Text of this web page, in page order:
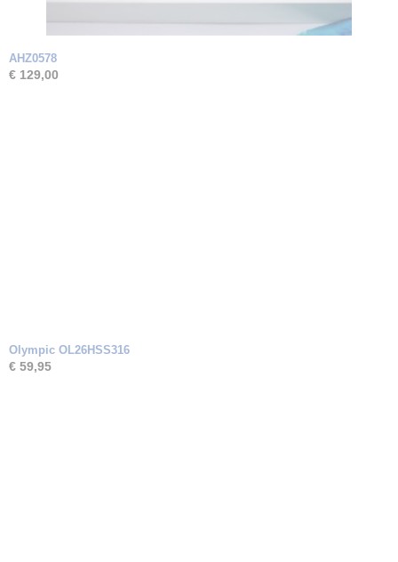
AHZ0578
€ 129,00
Olympic OL26HSS316
€ 59,95